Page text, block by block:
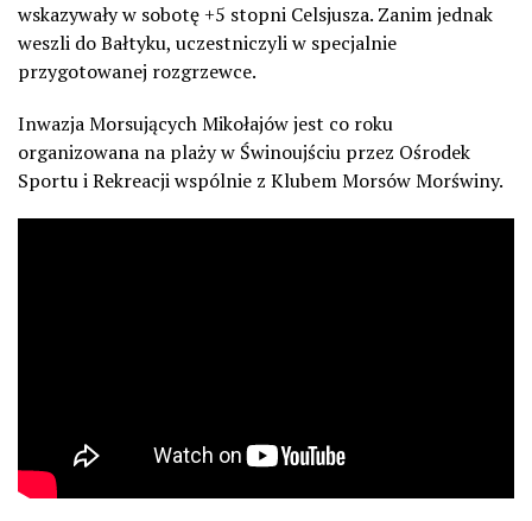
wskazywały w sobotę +5 stopni Celsjusza. Zanim jednak
weszli do Bałtyku, uczestniczyli w specjalnie
przygotowanej rozgrzewce.
Inwazja Morsujących Mikołajów jest co roku
organizowana na plaży w Świnoujściu przez Ośrodek
Sportu i Rekreacji wspólnie z Klubem Morsów Morświny.